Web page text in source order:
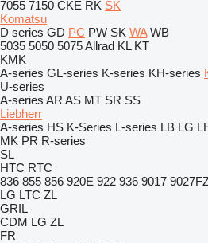
7055 7150 CKE RK SK
Komatsu
D series GD PC PW SK WA WB
5035 5050 5075Allrad KL KT
KMK
A-series GL-series K-series KH-series
U-series
A-series AR AS MT SR SS
Liebherr
A-series HS K-Series L-series LB LG
MK PR R-series
SL
HTC RTC
836 855 856 920E 922 936 9017
LG LTC ZL
GRIL
CDM LG ZL
FR